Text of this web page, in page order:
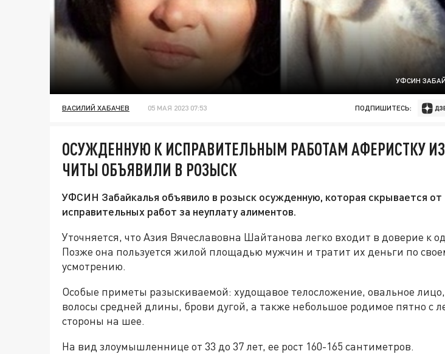
УФСИН
ВАСИЛИЙ ХАБАЧЕВ 05 МАЯ 2023 07:53 ПОДПИШИТЕСЬ:
ОСУЖДЕННУЮ К ИСПРАВИТЕЛЬНЫМ РАБОТАМ АФЕРИСТКУ ИЗ
ЧИТЫ ОБЪЯВИЛИ В РОЗЫСК
УФСИН Забайкалья объявило в розыск осужденную, которая скрывается от
исправительных работ за неуплату алиментов.
Уточняется, что Азия Вячеславовна Шайтанова легко входит в доверие к
Позже она пользуется жилой площадью мужчин и тратит их деньги по
усмотрению.
Особые приметы разыскиваемой: худощавое телосложение, овальное
волосы средней длины, брови дугой, а также небольшое родимое пятно с
стороны на шее.
На вид злоумышленнице от 33 до 37 лет, ее рост 160-165 сантиметров.